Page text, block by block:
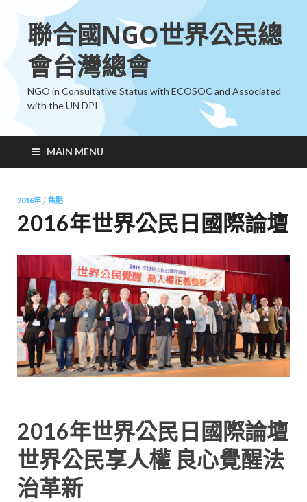
聯合國NGO世界公民總
會台灣總會
NGO in Consultative Status with ECOSOC and Associated
with the UN DPI
MAIN MENU
2016年 / 焦點
2016年世界公民日國際論壇
2016年世界公民日國際論壇
世界公民享人權 良心覺醒法
治革新